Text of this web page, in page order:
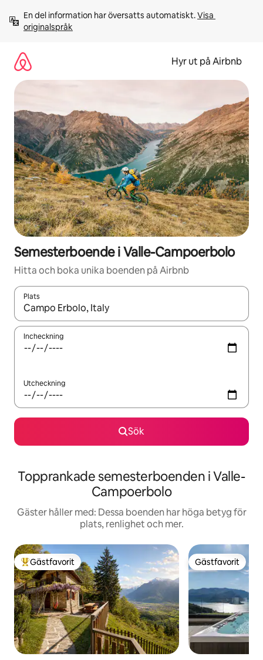
innehåll
En del information har översatts automatiskt. Visa
originalspråk
Hyr ut på Airbnb
Semesterboende i Valle-Campoerbolo
Hitta och boka unika boenden på Airbnb
Plats
När resultaten är tillgängliga kan du navigera med upp- och
Incheckning
Utcheckning
Sök
Topprankade semesterboenden i Valle-
Campoerbolo
Gäster håller med: Dessa boenden har höga betyg för
plats, renlighet och mer.
Populär gästfavorit
Gästfavorit Gästfavorit
Gästfavorit